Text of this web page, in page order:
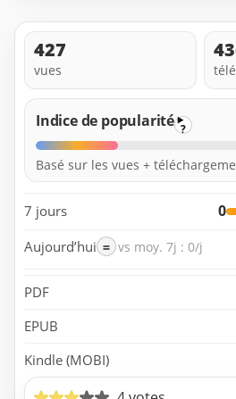
427
vues
Indice de popularité ?
Basé sur les vues +
7 jours 0
Aujourd’hui = vs moy. 7j : 0/j
PDF
EPUB
Kindle (MOBI)